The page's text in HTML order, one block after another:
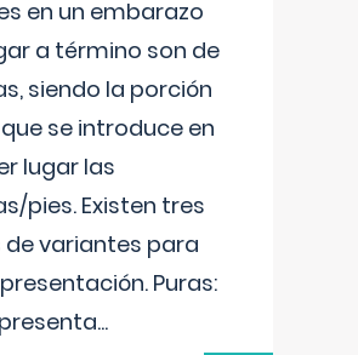
en un embarazo
a término son de
siendo la porción
se introduce en
lugar las
pies. Existen tres
variantes para
Puras:
...